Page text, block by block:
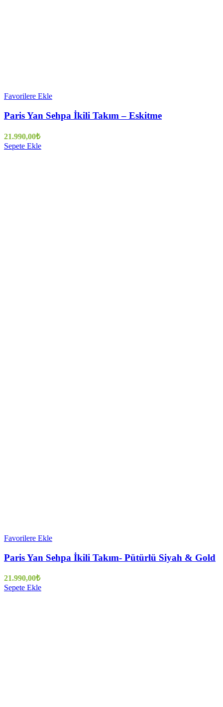
Favorilere Ekle
Paris Yan Sehpa İkili Takım – Eskitme
21.990,00₺
Sepete Ekle
Favorilere Ekle
Paris Yan Sehpa İkili Takım- Pütürlü Siyah & Gold
21.990,00₺
Sepete Ekle